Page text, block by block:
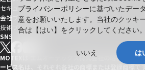
セキュリティ情報サイト「wiz LANCOPE」
会社ブログ「MOTEX公式note」
技術ブログ「MOTEX TECH BLOG」
SNS
MOTEXは エムオーテックス株式会社の略称です。
ービス名は、それぞれ各社の商標または登録商標で
プライバシーポリシーに基づいたデー
意をお願いいたします。当社のクッキ
合は【はい】をクリックしてください。
いいえ は